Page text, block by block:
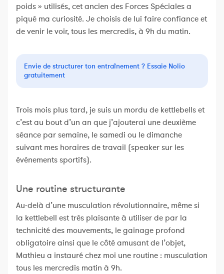
poids » utilisés, cet ancien des Forces Spéciales a
piqué ma curiosité. Je choisis de lui faire confiance et
de venir le voir, tous les mercredis, à 9h du matin.
Envie de structurer ton entraînement ? Essaie Nolio
gratuitement
Trois mois plus tard, je suis un mordu de kettlebells et
c’est au bout d’un an que j’ajouterai une deuxième
séance par semaine, le samedi ou le dimanche
suivant mes horaires de travail (speaker sur les
événements sportifs).
Une routine structurante
Au-delà d’une musculation révolutionnaire, même si
la kettlebell est très plaisante à utiliser de par la
technicité des mouvements, le gainage profond
obligatoire ainsi que le côté amusant de l’objet,
Mathieu a instauré chez moi une routine : musculation
tous les mercredis matin à 9h.